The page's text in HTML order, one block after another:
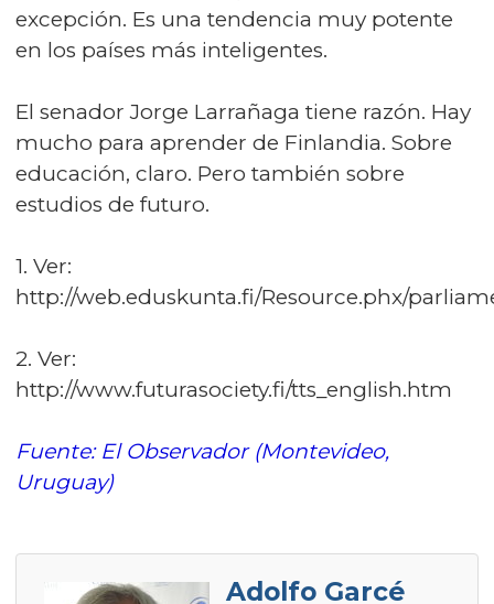
excepción. Es una tendencia muy potente
en los países más inteligentes.
El senador Jorge Larrañaga tiene razón. Hay
mucho para aprender de Finlandia. Sobre
educación, claro. Pero también sobre
estudios de futuro.
1. Ver:
http://web.eduskunta.fi/Resource.phx/
2. Ver:
http://www.futurasociety.fi/tts_english.htm
Fuente: El Observador (Montevideo,
Uruguay)
Adolfo Garcé